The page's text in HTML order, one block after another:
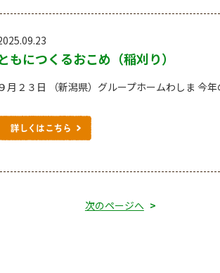
もにつくるおこめ（稲刈り）
月２３日 （新潟県）グループホームわしま 今年
次のページへ